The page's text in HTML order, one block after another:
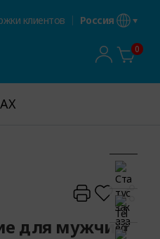
клиентов Россия
0
для мужчин